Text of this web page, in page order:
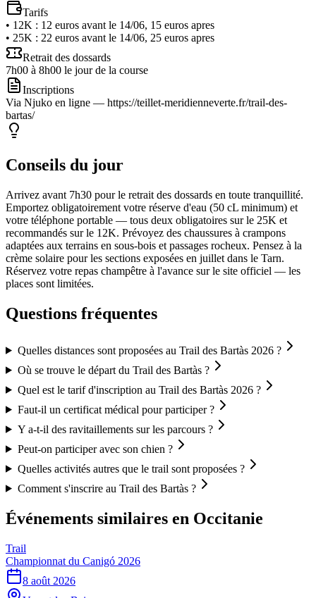
Tarifs
• 12K : 12 euros avant le 14/06, 15 euros apres
• 25K : 22 euros avant le 14/06, 25 euros apres
Retrait des dossards
7h00 à 8h00 le jour de la course
Inscriptions
Via Njuko en ligne — https://teillet-meridienneverte.fr/trail-des-
bartas/
Conseils du jour
Arrivez avant 7h30 pour le retrait des dossards en toute tranquillité.
Emportez obligatoirement votre réserve d'eau (50 cL minimum) et
votre téléphone portable — tous deux obligatoires sur le 25K et
recommandés sur le 12K. Prévoyez des chaussures à crampons
adaptées aux terrains en sous-bois et passages rocheux. Pensez à la
crème solaire pour les sections exposées en juillet dans le Tarn.
Réservez votre repas champêtre à l'avance sur le site officiel — les
places sont limitées.
Questions fréquentes
Quelles distances sont proposées au Trail des Bartàs 2026 ?
Où se trouve le départ du Trail des Bartàs ?
Quel est le tarif d'inscription au Trail des Bartàs 2026 ?
Faut-il un certificat médical pour participer ?
Y a-t-il des ravitaillements sur les parcours ?
Peut-on participer avec son chien ?
Quelles activités autres que le trail sont proposées ?
Comment s'inscrire au Trail des Bartàs ?
Événements similaires en Occitanie
Trail
Championnat du Canigó 2026
8 août 2026